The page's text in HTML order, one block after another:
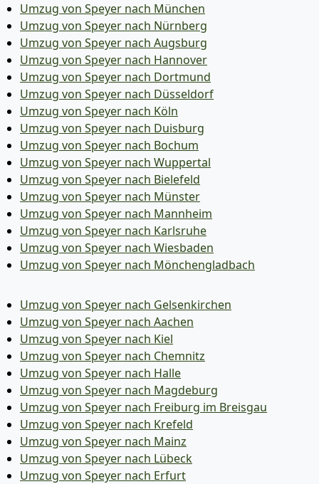
Umzug von Speyer nach München
Umzug von Speyer nach Nürnberg
Umzug von Speyer nach Augsburg
Umzug von Speyer nach Hannover
Umzug von Speyer nach Dortmund
Umzug von Speyer nach Düsseldorf
Umzug von Speyer nach Köln
Umzug von Speyer nach Duisburg
Umzug von Speyer nach Bochum
Umzug von Speyer nach Wuppertal
Umzug von Speyer nach Bielefeld
Umzug von Speyer nach Münster
Umzug von Speyer nach Mannheim
Umzug von Speyer nach Karlsruhe
Umzug von Speyer nach Wiesbaden
Umzug von Speyer nach Mönchen­gladbach
Umzug von Speyer nach Gelsenkirchen
Umzug von Speyer nach Aachen
Umzug von Speyer nach Kiel
Umzug von Speyer nach Chemnitz
Umzug von Speyer nach Halle
Umzug von Speyer nach Magdeburg
Umzug von Speyer nach Freiburg im Breisgau
Umzug von Speyer nach Krefeld
Umzug von Speyer nach Mainz
Umzug von Speyer nach Lübeck
Umzug von Speyer nach Erfurt